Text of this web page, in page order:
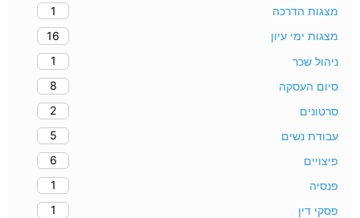
מצגות הדרכה
1
מצגות ימי עיון
16
ניהול שכר
1
סיום העסקה
8
סרטונים
2
עבודת נשים
5
פיצויים
6
פנסיה
1
פסקי דין
1